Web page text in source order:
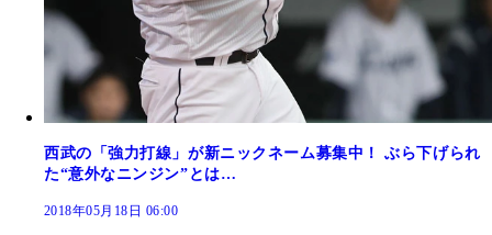
西武の「強力打線」が新ニックネーム募集中！ ぶら下げられ
た“意外なニンジン”とは…
2018年05月18日 06:00